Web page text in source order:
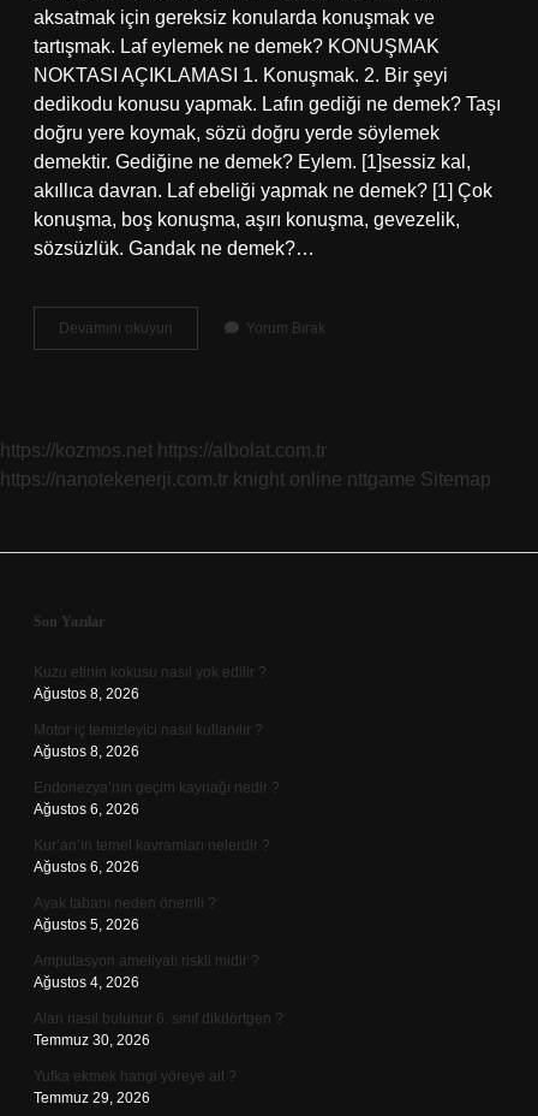
aksatmak için gereksiz konularda konuşmak ve
tartışmak. Laf eylemek ne demek? KONUŞMAK
NOKTASI AÇIKLAMASI 1. Konuşmak. 2. Bir şeyi
dedikodu konusu yapmak. Lafın gediği ne demek? Taşı
doğru yere koymak, sözü doğru yerde söylemek
demektir. Gediğine ne demek? Eylem. [1]sessiz kal,
akıllıca davran. Laf ebeliği yapmak ne demek? [1] Çok
konuşma, boş konuşma, aşırı konuşma, gevezelik,
sözsüzlük. Gandak ne demek?…
Devamını okuyun
Oturtmak
Yorum Bırak
https://kozmos.net https://albolat.com.tr
https://nanotekenerji.com.tr knight online nttgame Sitemap
Sidebar
Son Yazılar
Kuzu etinin kokusu nasıl yok edilir ?
Ağustos 8, 2026
Motor iç temizleyici nasıl kullanılır ?
Ağustos 8, 2026
Endonezya’nın geçim kaynağı nedir ?
Ağustos 6, 2026
Kur’an’ın temel kavramları nelerdir ?
Ağustos 6, 2026
Ayak tabanı neden önemli ?
Ağustos 5, 2026
Amputasyon ameliyatı riskli midir ?
Ağustos 4, 2026
Alan nasıl bulunur 6. sınıf dikdörtgen ?
Temmuz 30, 2026
Yufka ekmek hangi yöreye ait ?
Temmuz 29, 2026